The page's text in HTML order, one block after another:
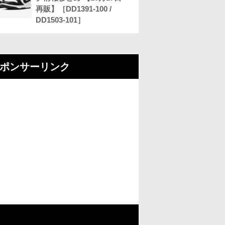
再販】［DD1391-100 /
DD1503-101］
ンサーリンク